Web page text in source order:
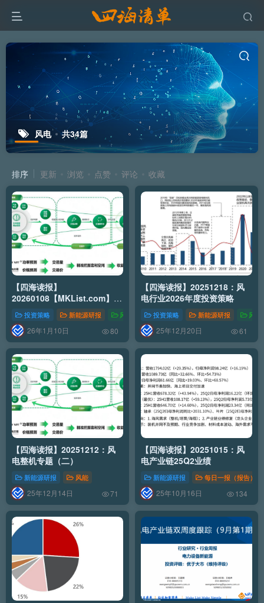
风电 共34篇
排序 更新 浏览 点赞 评论 收藏
【四海读报】
20260108【MKList.com】风
电行业2026年度策略
投资策略 新能源研报 风能 新能源行业
26年1月10日 80
【四海读报】20251218：风
电行业2026年度投资策略
投资策略 新能源研报 风能
25年12月20日 61
【四海读报】20251212：风
电整机专题（二）
新能源研报 风能
25年12月14日 71
【四海读报】20251015：风
电产业链25Q2业绩
新能源研报 每日一报（报告）
25年10月16日 134